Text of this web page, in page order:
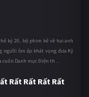
kỷ 20, bộ phim kể về hai anh
người ôm ấp khát vọng đưa Kỷ
cuốn Danh mục Điện th ...
Rất Rất Rất Rất